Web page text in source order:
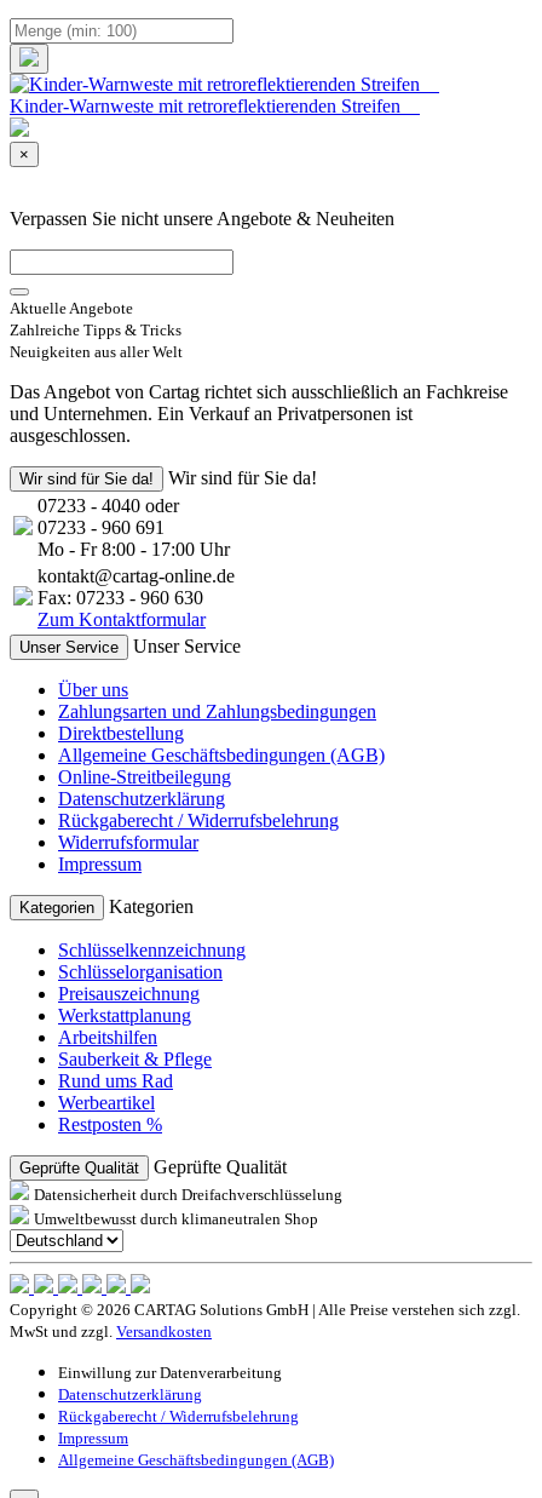
Kinder-Warnweste mit retroreflektierenden Streifen
×
Verpassen Sie nicht unsere Angebote & Neuheiten
Aktuelle Angebote
Zahlreiche Tipps & Tricks
Neuigkeiten aus aller Welt
Das Angebot von Cartag richtet sich ausschließlich an Fachkreise
und Unternehmen. Ein Verkauf an Privatpersonen ist
ausgeschlossen.
Wir sind für Sie da!
Wir sind für Sie da!
07233 - 4040 oder
07233 - 960 691
Mo - Fr 8:00 - 17:00 Uhr
kontakt@cartag-online.de
Fax: 07233 - 960 630
Zum Kontaktformular
Unser Service Unser Service
Über uns
Zahlungsarten und Zahlungsbedingungen
Direktbestellung
Allgemeine Geschäftsbedingungen (AGB)
Online-Streitbeilegung
Datenschutzerklärung
Rückgaberecht / Widerrufsbelehrung
Widerrufsformular
Impressum
Kategorien Kategorien
Schlüsselkennzeichnung
Schlüsselorganisation
Preisauszeichnung
Werkstattplanung
Arbeitshilfen
Sauberkeit & Pflege
Rund ums Rad
Werbeartikel
Restposten %
Geprüfte Qualität Geprüfte Qualität
Datensicherheit durch Dreifachverschlüsselung
Umweltbewusst durch klimaneutralen Shop
Copyright © 2026 CARTAG Solutions GmbH | Alle Preise verstehen sich zzgl.
MwSt und zzgl. Versandkosten
Einwillung zur Datenverarbeitung
Datenschutzerklärung
Rückgaberecht / Widerrufsbelehrung
Impressum
Allgemeine Geschäftsbedingungen (AGB)